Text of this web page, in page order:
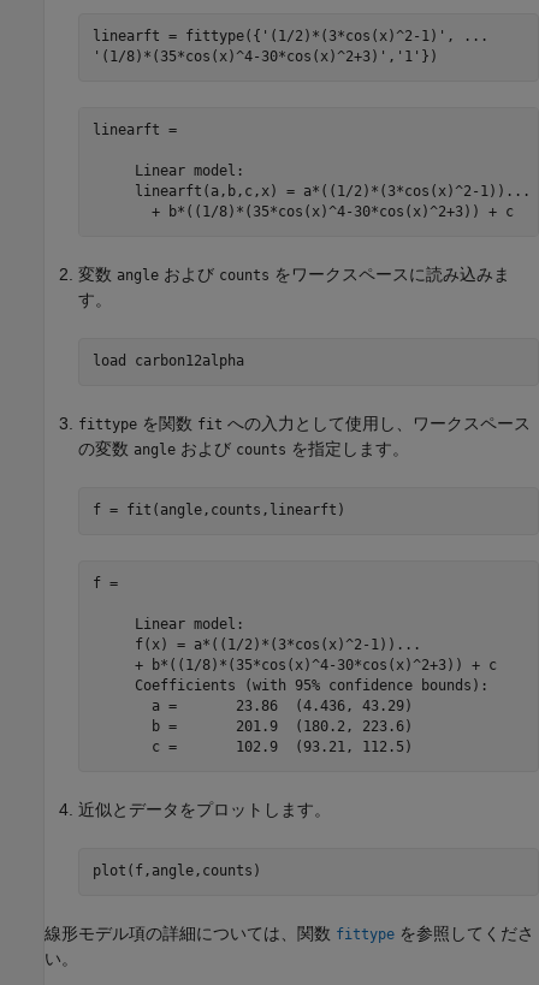
linearft = fittype({ '(1/2)*(3*cos(x)^2-1)' ,
...
'(1/8)*(35*cos(x)^4-30*cos(x)^2+3)' , '1' })
linearft =
     Linear model:
     linearft(a,b,c,x) = a*((1/2)*(3*cos(x)^2-1))...
       + b*((1/8)*(35*cos(x)^4-30*cos(x)^2+3)) + c
変数 angle および counts をワークスペースに読み込みま
す。
load carbon12alpha
fittype を関数 fit への入力として使用し、ワークスペース
の変数 angle および counts を指定します。
f = fit(angle,counts,linearft)
f =
     Linear model:
     f(x) = a*((1/2)*(3*cos(x)^2-1))...
     + b*((1/8)*(35*cos(x)^4-30*cos(x)^2+3)) + c
     Coefficients (with 95% confidence bounds):
       a =       23.86  (4.436, 43.29)
       b =       201.9  (180.2, 223.6)
       c =       102.9  (93.21, 112.5)
近似とデータをプロットします。
plot(f,angle,counts)
線形モデル項の詳細については、関数 fittype を参照してくださ
い。